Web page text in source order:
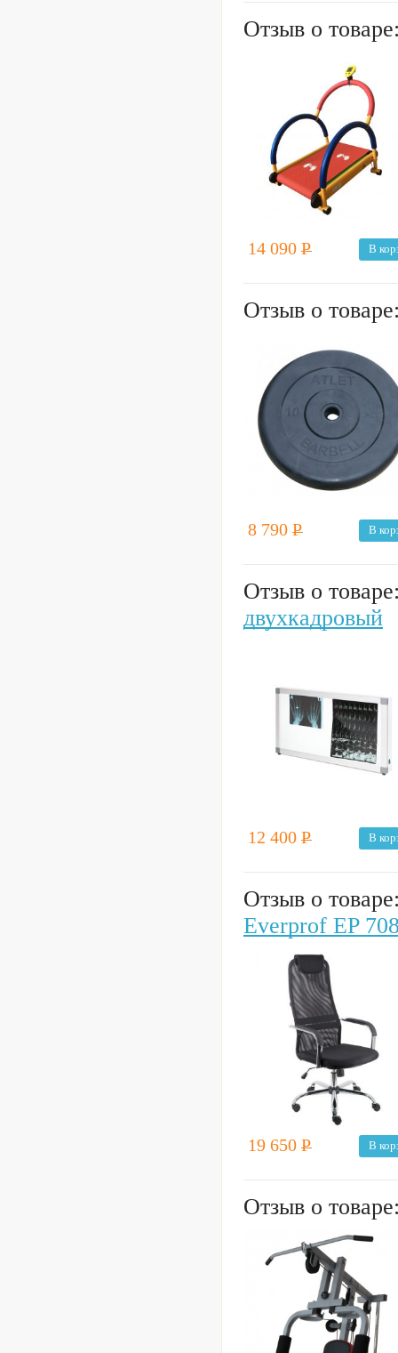
Отзыв о
14 090 Р В
Отзыв о
8 790 Р В
Отзыв о
двухкадровый
12 400 Р В
Отзыв о
Everprof EP
19 650 Р В
Отзыв о